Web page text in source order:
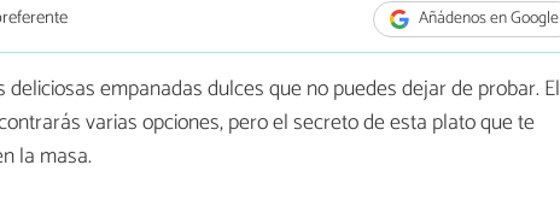
Añádenos en Google
deliciosas empanadas dulces que no puedes dejar de probar. El
varias opciones, pero el secreto de esta plato que te
la masa.